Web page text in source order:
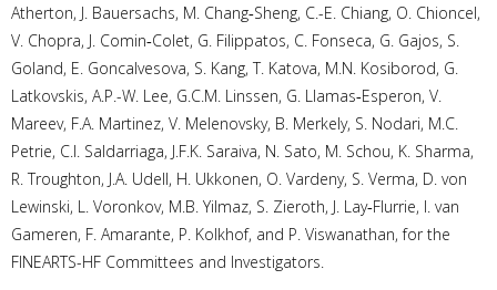
Atherton, J. Bauersachs, M. Chang‑Sheng, C.-E. Chiang, O. Chioncel,
V. Chopra, J. Comin‑Colet, G. Filippatos, C. Fonseca, G. Gajos, S.
Goland, E. Goncalvesova, S. Kang, T. Katova, M.N. Kosiborod, G.
Latkovskis, A.P.-W. Lee, G.C.M. Linssen, G. Llamas‑Esperon, V.
Mareev, F.A. Martinez, V. Melenovsky, B. Merkely, S. Nodari, M.C.
Petrie, C.I. Saldarriaga, J.F.K. Saraiva, N. Sato, M. Schou, K. Sharma,
R. Troughton, J.A. Udell, H. Ukkonen, O. Vardeny, S. Verma, D. von
Lewinski, L. Voronkov, M.B. Yilmaz, S. Zieroth, J. Lay‑Flurrie, I. van
Gameren, F. Amarante, P. Kolkhof, and P. Viswanathan, for the
FINEARTS-HF Committees and Investigators.